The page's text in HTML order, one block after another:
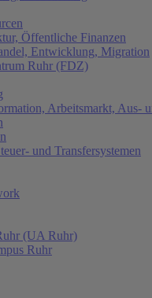
Öffentliche Finanzen
Entwicklung, Migration
Ruhr (FDZ)
Arbeitsmarkt, Aus-
und Transfersystemen
(UA Ruhr)
Ruhr